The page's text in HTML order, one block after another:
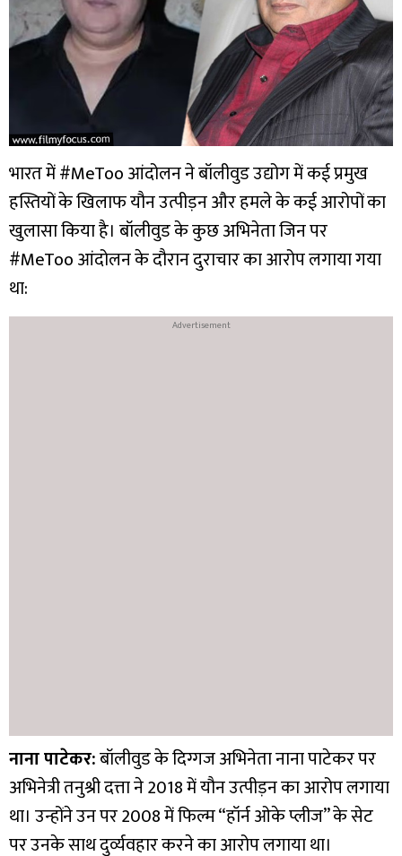
भारत में #MeToo आंदोलन ने बॉलीवुड उद्योग में कई प्रमुख
हस्तियों के खिलाफ यौन उत्पीड़न और हमले के कई आरोपों का
खुलासा किया है। बॉलीवुड के कुछ अभिनेता जिन पर
#MeToo आंदोलन के दौरान दुराचार का आरोप लगाया गया
था:
नाना पाटेकर:बॉलीवुड के दिग्गज अभिनेता नाना पाटेकर पर
अभिनेत्री तनुश्री दत्ता ने 2018 में यौन उत्पीड़न का आरोप लगाया
था। उन्होंने उन पर 2008 में फिल्म “हॉर्न ओके प्लीज” के सेट
पर उनके साथ दुर्व्यवहार करने का आरोप लगाया था।